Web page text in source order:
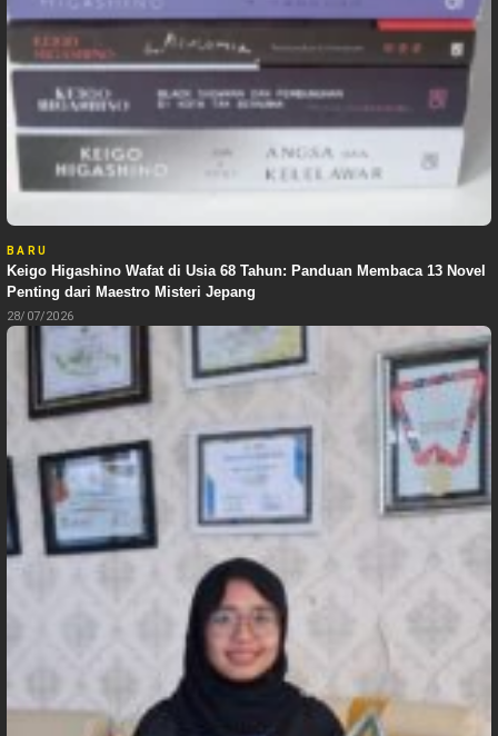
BARU
Keigo Higashino Wafat di Usia 68 Tahun: Panduan Membaca 13 Novel
Penting dari Maestro Misteri Jepang
28/07/2026